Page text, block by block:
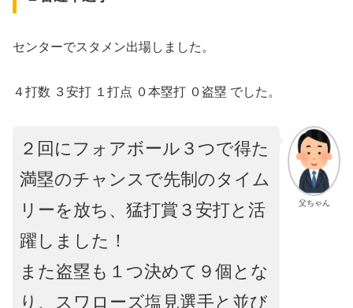
センターでスタメン出場しました。
４打数 ３安打 １打点 ０本塁打 ０盗塁 でした。
父ちゃん
２回にフォアボール３つで得た
満塁のチャンスで先制のタイム
リーを放ち、猛打賞３安打と活
躍しました！
また盗塁も１つ決めて９個とな
り、スワローズ塩見選手と並び